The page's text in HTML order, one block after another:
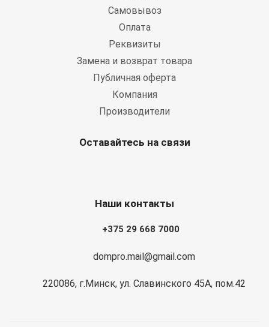
Самовывоз
Оплата
Реквизиты
Замена и возврат товара
Публичная оферта
Компания
Производители
Оставайтесь на связи
Наши контакты
+375 29 668 7000
dompro.mail@gmail.com
220086, г.Минск, ул. Славинского 45А, пом.42